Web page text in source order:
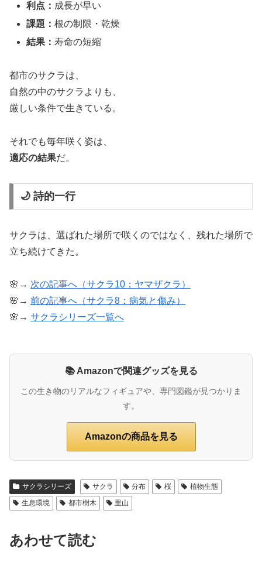
利点： 成長が早い
課題：根の制限・乾燥
結果：寿命の短縮
都市のサクラは、
自然の中のサクラよりも、
厳しい条件で生きている。
それでも毎年咲く姿は、
適応の結果だ。
🌙 詩的一行
サクラは、選ばれた場所で咲くのではなく、残れた場所で
立ち続けてきた。
🌸→ 次の記事へ（サクラ10：ヤマザクラ）
🌸→ 前の記事へ（サクラ8：病気と傷み）
🌸→ サクラシリーズ一覧へ
📚 Amazonで関連グッズを見る
この生き物のリアルなフィギュアや、専門図鑑が見つかりま
す。
Amazonの商品を見る
サクラシリーズ サクラ 分布 桜
植物生態
生息環境
都市樹木 里山
あわせて読む